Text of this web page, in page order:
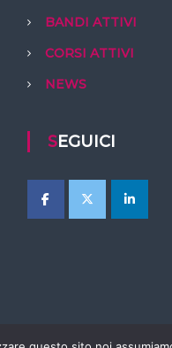
BANDI ATTIVI
CORSI ATTIVI
NEWS
SEGUICI